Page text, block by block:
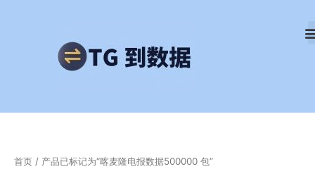
首页 / 产品已标记为“喀麦隆电报数据500000 包”